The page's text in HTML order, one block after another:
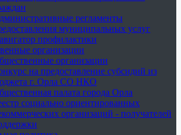
регламенты
муниципальных услуг
профилактики
организации
организации
на предоставление субсидий из
г. Орла СО НКО
палата города Орла
социально ориентированных
организаций - получателей